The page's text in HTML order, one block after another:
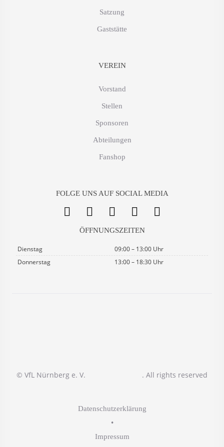
Satzung
Gaststätte
VEREIN
Vorstand
Stellen
Sponsoren
Abteilungen
Fanshop
FOLGE UNS AUF SOCIAL MEDIA
ÖFFNUNGSZEITEN
Dienstag
09:00 – 13:00 Uhr
Donnerstag
13:00 – 18:30 Uhr
© VfL Nürnberg e. V. . All rights reserved
Datenschutzerklärung
•
Impressum